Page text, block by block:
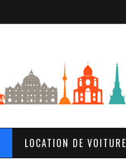
LOCATION DE VOITURE